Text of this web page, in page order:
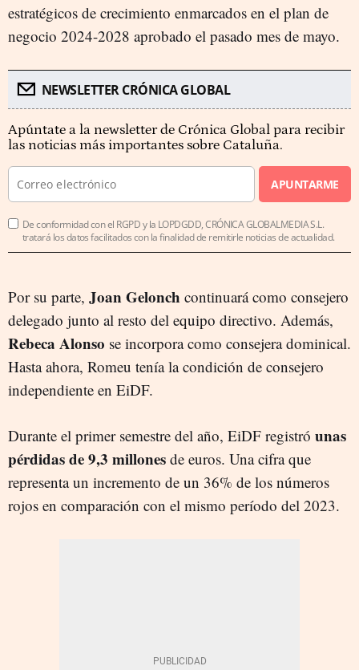
estratégicos de crecimiento enmarcados en el plan de
negocio 2024-2028 aprobado el pasado mes de mayo.
NEWSLETTER CRÓNICA GLOBAL
Apúntate a la newsletter de Crónica Global para recibir
las noticias más importantes sobre Cataluña.
APUNTARME
De conformidad con el RGPD y la LOPDGDD, CRÓNICA GLOBALMEDIA S.L.
tratará los datos facilitados con la finalidad de remitirle noticias de actualidad.
Por su parte, Joan Gelonch continuará como consejero
delegado junto al resto del equipo directivo. Además,
Rebeca Alonso se incorpora como consejera dominical.
Hasta ahora, Romeu tenía la condición de consejero
independiente en EiDF.
Durante el primer semestre del año, EiDF registró unas
pérdidas de 9,3 millones de euros. Una cifra que
representa un incremento de un 36% de los números
rojos en comparación con el mismo período del 2023.